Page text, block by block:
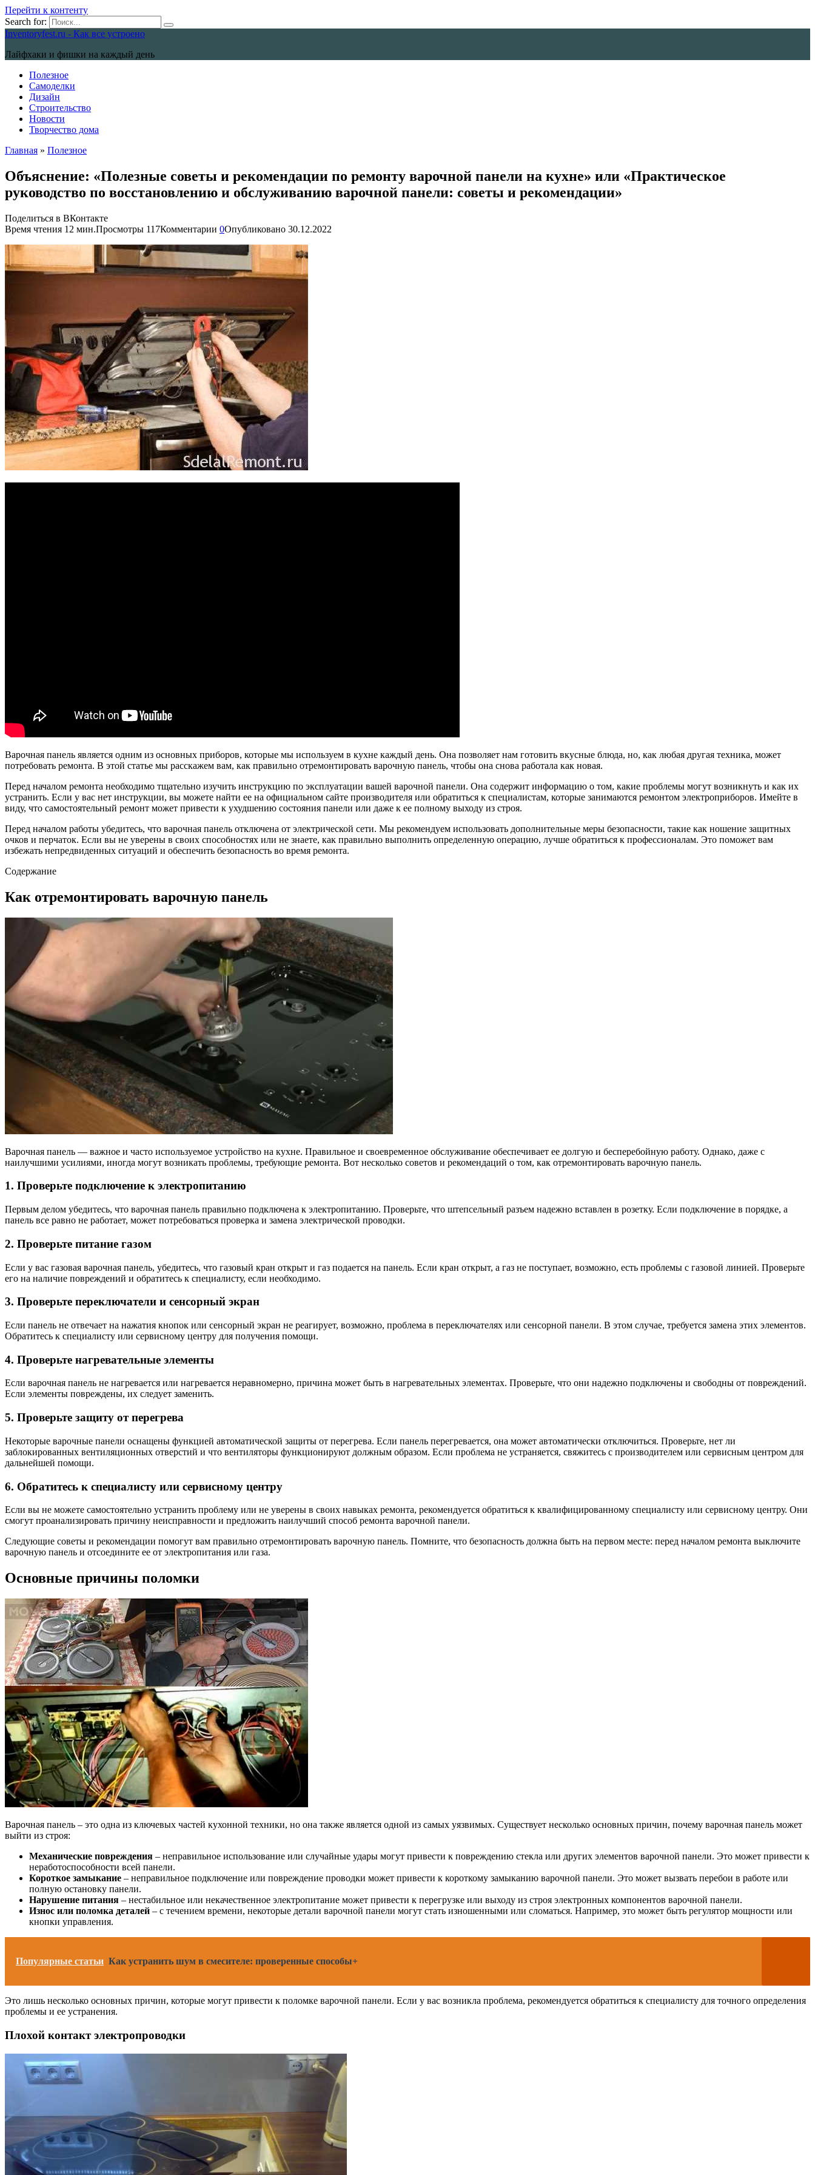
Перейти к контенту
Search for:
Inventoryfest.ru - Как все устроено
Лайфхаки и фишки на каждый день
Полезное
Самоделки
Дизайн
Строительство
Новости
Творчество дома
Главная » Полезное
Объяснение: «Полезные советы и рекомендации по ремонту варочной панели на кухне» или «Практическое
руководство по восстановлению и обслуживанию варочной панели: советы и рекомендации»
Поделиться в ВКонтакте
Время чтения 12 мин.Просмотры 117Комментарии 0Опубликовано 30.12.2022
Варочная панель является одним из основных приборов, которые мы используем в кухне каждый день. Она позволяет нам готовить вкусные блюда, но, как любая другая техника, может
потребовать ремонта. В этой статье мы расскажем вам, как правильно отремонтировать варочную панель, чтобы она снова работала как новая.
Перед началом ремонта необходимо тщательно изучить инструкцию по эксплуатации вашей варочной панели. Она содержит информацию о том, какие проблемы могут возникнуть и как их
устранить. Если у вас нет инструкции, вы можете найти ее на официальном сайте производителя или обратиться к специалистам, которые занимаются ремонтом электроприборов. Имейте в
виду, что самостоятельный ремонт может привести к ухудшению состояния панели или даже к ее полному выходу из строя.
Перед началом работы убедитесь, что варочная панель отключена от электрической сети. Мы рекомендуем использовать дополнительные меры безопасности, такие как ношение защитных
очков и перчаток. Если вы не уверены в своих способностях или не знаете, как правильно выполнить определенную операцию, лучше обратиться к профессионалам. Это поможет вам
избежать непредвиденных ситуаций и обеспечить безопасность во время ремонта.
Содержание
Как отремонтировать варочную панель
Варочная панель — важное и часто используемое устройство на кухне. Правильное и своевременное обслуживание обеспечивает ее долгую и бесперебойную работу. Однако, даже с
наилучшими усилиями, иногда могут возникать проблемы, требующие ремонта. Вот несколько советов и рекомендаций о том, как отремонтировать варочную панель.
1. Проверьте подключение к электропитанию
Первым делом убедитесь, что варочная панель правильно подключена к электропитанию. Проверьте, что штепсельный разъем надежно вставлен в розетку. Если подключение в порядке, а
панель все равно не работает, может потребоваться проверка и замена электрической проводки.
2. Проверьте питание газом
Если у вас газовая варочная панель, убедитесь, что газовый кран открыт и газ подается на панель. Если кран открыт, а газ не поступает, возможно, есть проблемы с газовой линией. Проверьте
его на наличие повреждений и обратитесь к специалисту, если необходимо.
3. Проверьте переключатели и сенсорный экран
Если панель не отвечает на нажатия кнопок или сенсорный экран не реагирует, возможно, проблема в переключателях или сенсорной панели. В этом случае, требуется замена этих элементов.
Обратитесь к специалисту или сервисному центру для получения помощи.
4. Проверьте нагревательные элементы
Если варочная панель не нагревается или нагревается неравномерно, причина может быть в нагревательных элементах. Проверьте, что они надежно подключены и свободны от повреждений.
Если элементы повреждены, их следует заменить.
5. Проверьте защиту от перегрева
Некоторые варочные панели оснащены функцией автоматической защиты от перегрева. Если панель перегревается, она может автоматически отключиться. Проверьте, нет ли
заблокированных вентиляционных отверстий и что вентиляторы функционируют должным образом. Если проблема не устраняется, свяжитесь с производителем или сервисным центром для
дальнейшей помощи.
6. Обратитесь к специалисту или сервисному центру
Если вы не можете самостоятельно устранить проблему или не уверены в своих навыках ремонта, рекомендуется обратиться к квалифицированному специалисту или сервисному центру. Они
смогут проанализировать причину неисправности и предложить наилучший способ ремонта варочной панели.
Следующие советы и рекомендации помогут вам правильно отремонтировать варочную панель. Помните, что безопасность должна быть на первом месте: перед началом ремонта выключите
варочную панель и отсоедините ее от электропитания или газа.
Основные причины поломки
Варочная панель – это одна из ключевых частей кухонной техники, но она также является одной из самых уязвимых. Существует несколько основных причин, почему варочная панель может
выйти из строя:
Механические повреждения – неправильное использование или случайные удары могут привести к повреждению стекла или других элементов варочной панели. Это может привести к
неработоспособности всей панели.
Короткое замыкание – неправильное подключение или повреждение проводки может привести к короткому замыканию варочной панели. Это может вызвать перебои в работе или
полную остановку панели.
Нарушение питания – нестабильное или некачественное электропитание может привести к перегрузке или выходу из строя электронных компонентов варочной панели.
Износ или поломка деталей – с течением времени, некоторые детали варочной панели могут стать изношенными или сломаться. Например, это может быть регулятор мощности или
кнопки управления.
Популярные статьи Как устранить шум в смесителе: проверенные способы+
Это лишь несколько основных причин, которые могут привести к поломке варочной панели. Если у вас возникла проблема, рекомендуется обратиться к специалисту для точного определения
проблемы и ее устранения.
Плохой контакт электропроводки